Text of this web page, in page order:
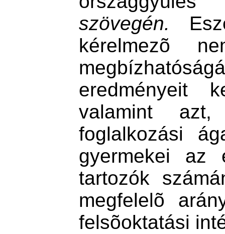
szövegén.
kérelmezõ
eredményeit
valamint
foglalkozási
gyermekei az
tartozók
megfelelõ
felsõoktatási